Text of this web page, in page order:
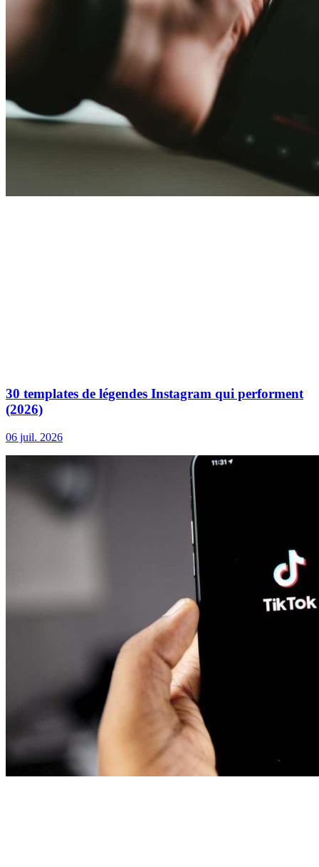
30 templates de légendes Instagram qui performent
(2026)
06 juil. 2026